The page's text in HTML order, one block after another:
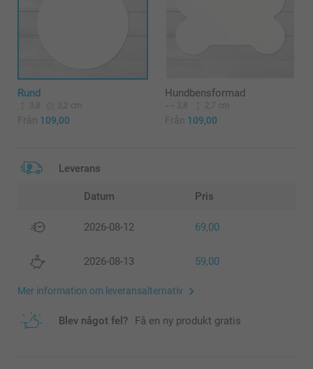
Rund
3,8 3,2 cm
Från 109,00
Hundbensformad
3,8 2,7 cm
Från 109,00
Leverans
Datum Pris
2026-08-12 69,00
2026-08-13 59,00
Mer information om leveransalternativ
Blev något fel? Få en ny produkt gratis